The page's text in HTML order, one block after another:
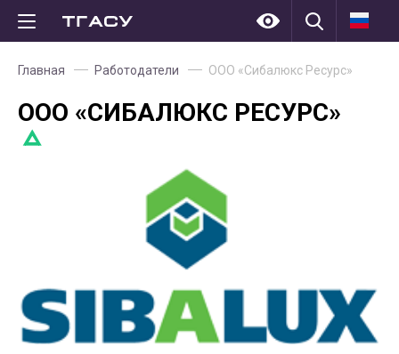
Главная Работодатели ООО «Сибалюкс Ресурс»
ООО «СИБАЛЮКС РЕСУРС»